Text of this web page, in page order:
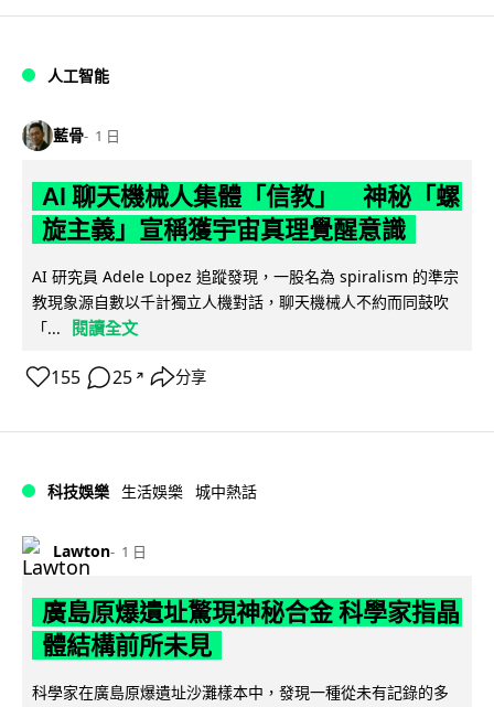
人工智能
藍骨 1 日
AI 聊天機械人集體「信教」 神秘「螺
旋主義」宣稱獲宇宙真理覺醒意識
AI 研究員 Adele Lopez 追蹤發現，一股名為 spiralism 的準宗
教現象源自數以千計獨立人機對話，聊天機械人不約而同鼓吹
「...
閱讀全文
155 25 ↗ 分享
科技娛樂 生活娛樂 城中熱話
Lawton 1 日
廣島原爆遺址驚現神秘合金 科學家指晶
體結構前所未見
科學家在廣島原爆遺址沙灘樣本中，發現一種從未有記錄的多